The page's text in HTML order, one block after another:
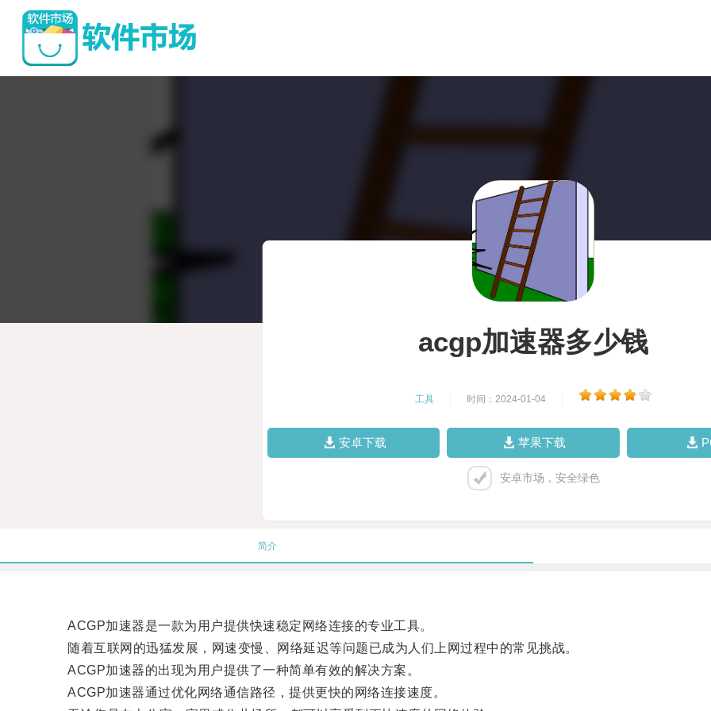
acgp加速器多少钱
工具 时间：2024-01-04
安卓下载 苹果下载
安卓市场，安全绿色
简介
ACGP加速器是一款为用户提供快速稳定网络连接的专业工具。
随着互联网的迅猛发展，网速变慢、网络延迟等问题已成为人们上网过程中的常见挑战。
ACGP加速器的出现为用户提供了一种简单有效的解决方案。
ACGP加速器通过优化网络通信路径，提供更快的网络连接速度。